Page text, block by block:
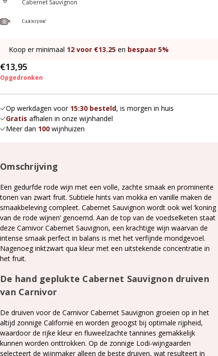
Cabernet Sauvignon
Koop er minimaal 12 voor €13.25 en bespaar 5%
€13,95
Opgedronken
Op werkdagen voor 15:30 besteld, is morgen in huis
Gratis afhalen in onze wijnhandel
Meer dan 100 wijnhuizen
Omschrijving
Een gedurfde rode wijn met een volle, zachte smaak en prominente
tonen van zwart fruit. Subtiele hints van mokka en vanille maken de
smaakbeleving compleet. Cabernet Sauvignon wordt ook wel ‘koning
van de rode wijnen’ genoemd. Aan de top van de voedselketen staat
deze Carnivor Cabernet Sauvignon, een krachtige wijn waarvan de
intense smaak perfect in balans is met het verfijnde mondgevoel.
Nagenoeg inktzwart qua kleur met een uitstekende concentratie in
het fruit.
De hand geplukte Cabernet Sauvignon druiven
van Carnivor
De druiven voor de Carnivor Cabernet Sauvignon groeien op in het
altijd zonnige Californië en worden geoogst bij optimale rijpheid,
waardoor de rijke kleur en fluweelzachte tannines gemakkelijk
kunnen worden onttrokken. Op de zonnige Lodi-wijngaarden
selecteert de wijnmaker alleen de beste druiven, wat resulteert in